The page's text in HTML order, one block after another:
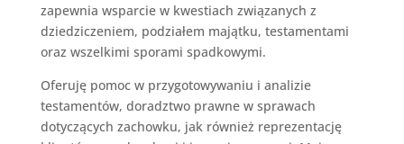
zapewnia wsparcie w kwestiach związanych z
dziedziczeniem, podziałem majątku, testamentami
oraz wszelkimi sporami spadkowymi.
Oferuję pomoc w przygotowywaniu i analizie
testamentów, doradztwo prawne w sprawach
dotyczących zachowku, jak również reprezentację